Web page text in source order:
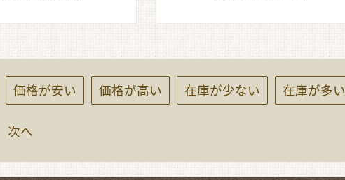
価格が安い 価格が高い 在庫が少ない 在庫が多い
次へ